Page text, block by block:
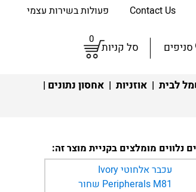
פעולות בשירות עצמי
סניפים סל קניות
0
לבית | אוזניות | אחסון נתונים |
נלווים מומלצים בקניית מוצר זה:
עכבר אלחוטי Ivory
Peripherals M81 שחור